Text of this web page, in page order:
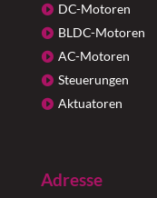
DC-Motoren
BLDC-Motoren
AC-Motoren
Steuerungen
Aktuatoren
Adresse